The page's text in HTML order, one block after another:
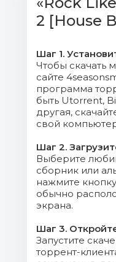
05.
Mix).mp3 (14.63
06.
Remix).mp3
07.
Playback
Mix).mp3 (13.79
08. We
Mix).mp3 (17.29
09. Chris
You (Club
2 [House
Шаг 1.
Чтобы скачать
сайте
программа
быть Utorrent,
другая,
свой
Шаг 2.
Выберите
сборник или
нажмите
обычно
экрана.
Шаг 3.
Запустите
торрент-